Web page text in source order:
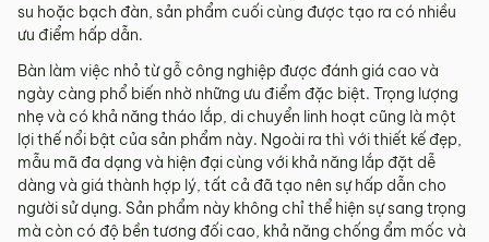
su hoặc bạch đàn, sản phẩm cuối cùng được tạo ra có nhiều
ưu điểm hấp dẫn.
Bàn làm việc nhỏ từ gỗ công nghiệp được đánh giá cao và
ngày càng phổ biến nhờ những ưu điểm đặc biệt. Trọng lượng
nhẹ và có khả năng tháo lắp, di chuyển linh hoạt cũng là một
lợi thế nổi bật của sản phẩm này. Ngoài ra thì với thiết kế đẹp,
mẫu mã đa dạng và hiện đại cùng với khả năng lắp đặt dễ
dàng và giá thành hợp lý, tất cả đã tạo nên sự hấp dẫn cho
người sử dụng. Sản phẩm này không chỉ thể hiện sự sang trọng
mà còn có độ bền tương đối cao, khả năng chống ẩm mốc và